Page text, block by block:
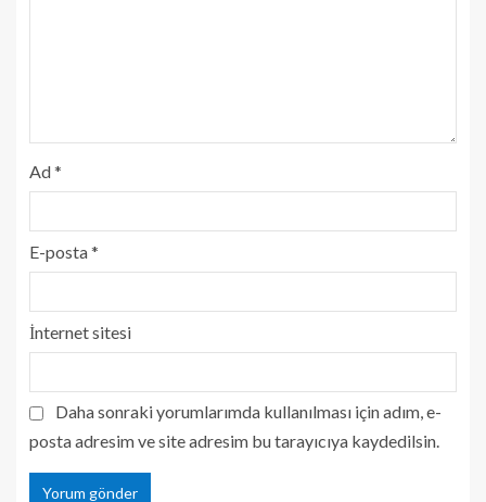
Ad*
E-posta*
İnternet sitesi
Daha sonraki yorumlarımda kullanılması için adım, e-
posta adresim ve site adresim bu tarayıcıya kaydedilsin.